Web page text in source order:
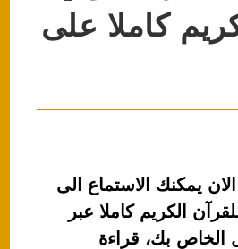
كاملا على
الان يمكنك الاستماع الى
الكريم كاملا عبر
الخاص بك، قراءة